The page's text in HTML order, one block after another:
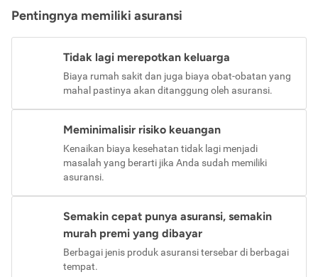
Pentingnya memiliki asuransi
Tidak lagi merepotkan keluarga
Biaya rumah sakit dan juga biaya obat-obatan yang
mahal pastinya akan ditanggung oleh asuransi.
Meminimalisir risiko keuangan
Kenaikan biaya kesehatan tidak lagi menjadi
masalah yang berarti jika Anda sudah memiliki
asuransi.
Semakin cepat punya asuransi, semakin
murah premi yang dibayar
Berbagai jenis produk asuransi tersebar di berbagai
tempat.